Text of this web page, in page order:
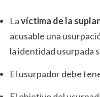
Lavíctima de la
acusable una
la identidad usurpada
El usurpador debe